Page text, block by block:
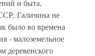
и быта,
Галичина не
было во времена
- малоземельное
деревенского